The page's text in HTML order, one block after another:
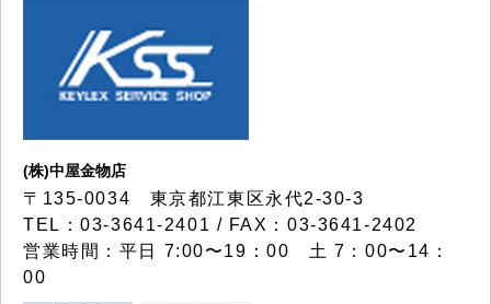
(株)中屋金物店
〒135-0034 東京都江東区永代2-30-3
TEL：03-3641-2401 / FAX：03-3641-2402
営業時間：平日 7:00〜19：00 土 7：00〜14：
00